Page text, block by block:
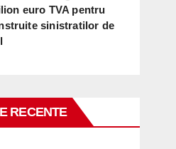
euro TVA pentru
sinistratilor de
RECENTE